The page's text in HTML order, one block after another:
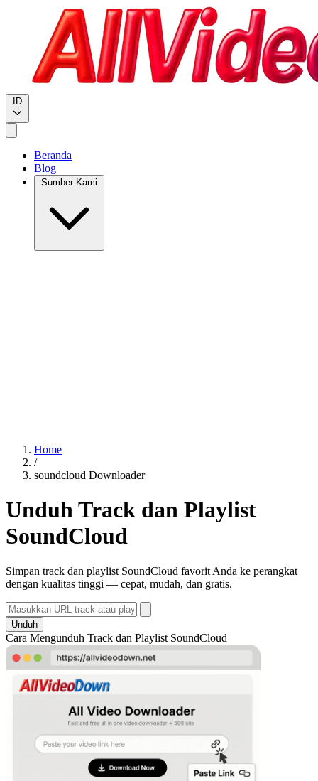
ID
Beranda
Blog
Sumber Kami
Home
/
soundcloud Downloader
Unduh Track dan Playlist
SoundCloud
Simpan track dan playlist SoundCloud favorit Anda ke perangkat
dengan kualitas tinggi — cepat, mudah, dan gratis.
Unduh
Cara Mengunduh Track dan Playlist SoundCloud